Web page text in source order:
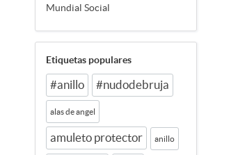
Mundial Social
Etiquetas populares
#anillo #nudodebruja
alas de angel
amuleto protector anillo